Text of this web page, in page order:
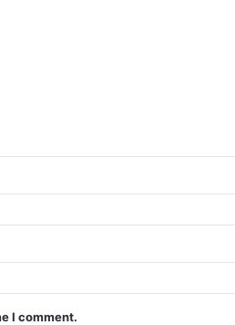
I comment.